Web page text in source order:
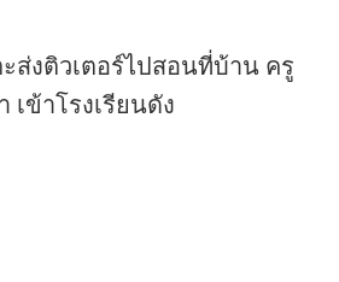
ส่งติวเตอร์ไปสอนที่บ้าน ครู
เข้าโรงเรียนดัง